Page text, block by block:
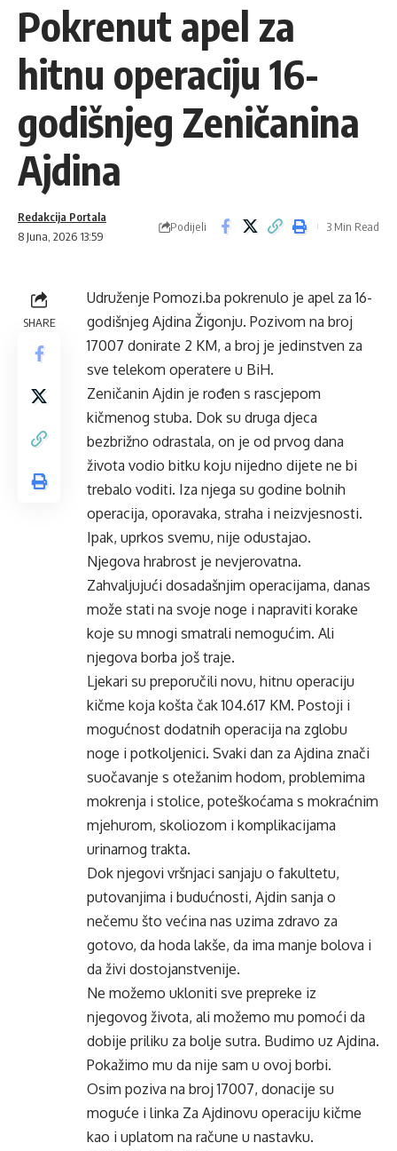
Pokrenut apel za
hitnu operaciju 16-
godišnjeg Zeničanina
Ajdina
8 Juna, 2026 13:59
Redakcija Portala
Podijeli 3 Min Read
SHARE
Udruženje Pomozi.ba pokrenulo je apel za 16-
godišnjeg Ajdina Žigonju. Pozivom na broj
17007 donirate 2 KM, a broj je jedinstven za
sve telekom operatere u BiH.
Zeničanin Ajdin je rođen s rascjepom
kičmenog stuba. Dok su druga djeca
bezbrižno odrastala, on je od prvog dana
života vodio bitku koju nijedno dijete ne bi
trebalo voditi. Iza njega su godine bolnih
operacija, oporavaka, straha i neizvjesnosti.
Ipak, uprkos svemu, nije odustajao.
Njegova hrabrost je nevjerovatna.
Zahvaljujući dosadašnjim operacijama, danas
može stati na svoje noge i napraviti korake
koje su mnogi smatrali nemogućim. Ali
njegova borba još traje.
Ljekari su preporučili novu, hitnu operaciju
kičme koja košta čak 104.617 KM. Postoji i
mogućnost dodatnih operacija na zglobu
noge i potkoljenici. Svaki dan za Ajdina znači
suočavanje s otežanim hodom, problemima
mokrenja i stolice, poteškoćama s mokraćnim
mjehurom, skoliozom i komplikacijama
urinarnog trakta.
Dok njegovi vršnjaci sanjaju o fakultetu,
putovanjima i budućnosti, Ajdin sanja o
nečemu što većina nas uzima zdravo za
gotovo, da hoda lakše, da ima manje bolova i
da živi dostojanstvenije.
Ne možemo ukloniti sve prepreke iz
njegovog života, ali možemo mu pomoći da
dobije priliku za bolje sutra. Budimo uz Ajdina.
Pokažimo mu da nije sam u ovoj borbi.
Osim poziva na broj 17007, donacije su
moguće i linka Za Ajdinovu operaciju kičme
kao i uplatom na račune u nastavku.